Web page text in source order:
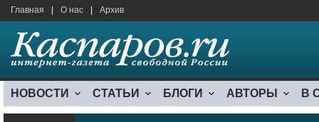
Главная О нас Архив
НОВОСТИ СТАТЬИ БЛОГИ АВТОРЫ В